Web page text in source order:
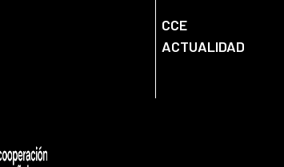
CCE
ACTUALIDAD